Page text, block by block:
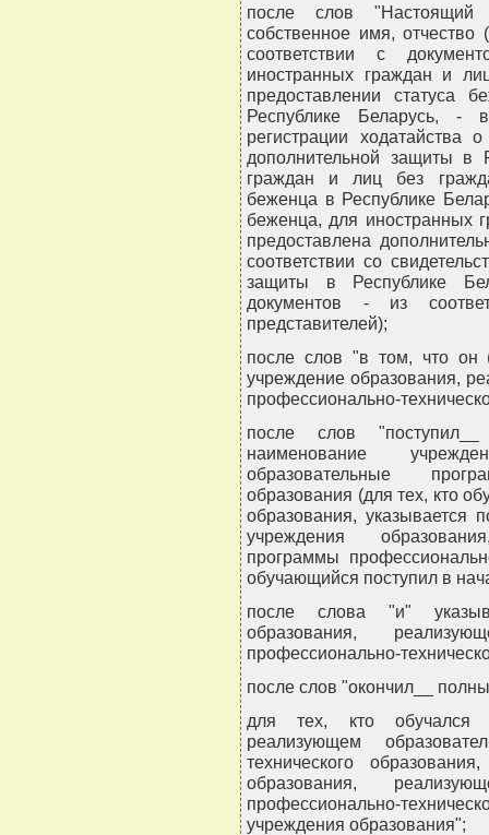
после слов
собственное имя, отчество
соответствии с
иностранных граждан и
предоставлении статуса
Республике Беларусь, -
регистрации ходатайства
дополнительной защиты в
граждан и лиц без
беженца в Республике
беженца, для иностранных
предоставлена
соответствии со
защиты в Республике
документов - из
представителей);
после слов "в том, что он
учреждение образования,
профессионально-
после слов
наименование
образовательные
образования (для тех, кто
образования, указывается
учреждения
программы
обучающийся поступил в
после слова "и"
образования,
профессионально-
после слов "окончил__
для тех, кто обучался
реализующем
технического
образования,
профессионально-
учреждения образования";